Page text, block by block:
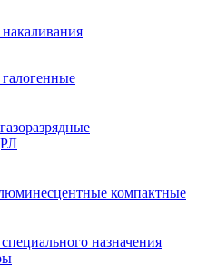
компактные
назначения